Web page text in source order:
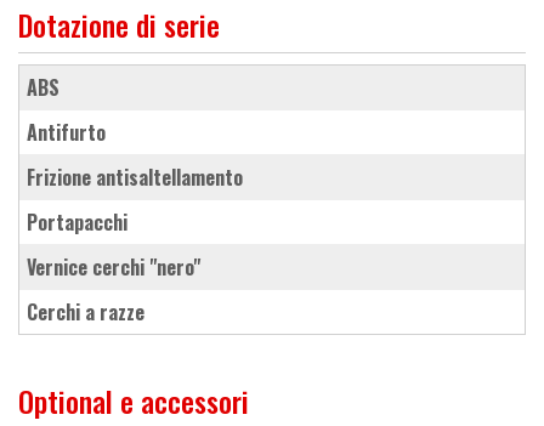
Dotazione di serie
ABS
antifurto
frizione antisaltellamento
portapacchi
vernice cerchi "nero"
cerchi a razze
Optional e accessori